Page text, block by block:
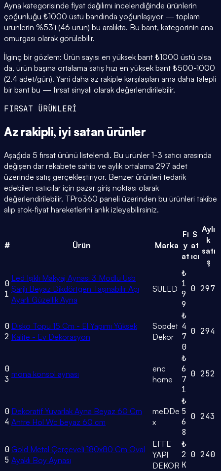
Ayna kategorisinde fiyat dağılımı incelendiğinde ürünlerin
çoğunluğu ₺1000 üstü bandında yoğunlaşıyor — toplam
ürünlerin %53'i (46 ürün) bu aralıkta. Bu bant, kategorinin ana
omurgası olarak görülebilir.
İlginç bir gözlem: Ürün sayısı en yüksek bant ₺1000 üstü olsa
da, ürün başına ortalama satış hızı en yüksek bant ₺500-1000
(2.4 adet/gün). Yani daha az rakiple karşılaşılan ama daha talepli
bir bant bu — fırsat sinyali olarak değerlendirilebilir.
FIRSAT ÜRÜNLERİ
Az rakipli, iyi satan ürünler
Aşağıda 5 fırsat ürünü listelendi. Bu ürünler 1-3 satıcı arasında
değişen dar rekabete sahip ve aylık ortalama 297 adet
üzerinde satış gerçekleştiriyor. Benzer ürünleri tedarik
edebilen satıcılar için pazar giriş noktası olarak
değerlendirilebilir. TPro360 paneli üzerinden bu ürünleri takibe
alıp stok-fiyat hareketlerini anlık izleyebilirsiniz.
# Ürün Marka
Fi
y
at
S
at
ıcı
Aylı
k
satı
ş
0
1
Led Işıklı Makyaj Aynası 3 Modlu Usb
Şarjlı Beyaz Dikdörtgen Taşınabilir Açı
Ayarlı Güzellik Ayna
SULED
₺
1
9
9
0 297
0
2
Disko Topu 15 Cm - El Yapımı Yüksek
Kalite - Ev Dekorasyon
Sopdet
Dekor
₺
4
7
0
0 294
0
3 mona konsol aynası
enc
home
₺
6
7
1
0 252
0
4
Dekoratif Yuvarlak Ayna Beyaz 60 Cm
Antre Hol Wc beyaz 60 cm
meDDe
x
₺
5
6
8
0 243
0
5
Gold Metal Çerçeveli 180x80 Cm Oval
Ayaklı Boy Aynası
EFFE
YAPI
DEKOR
₺
2
K
0 240